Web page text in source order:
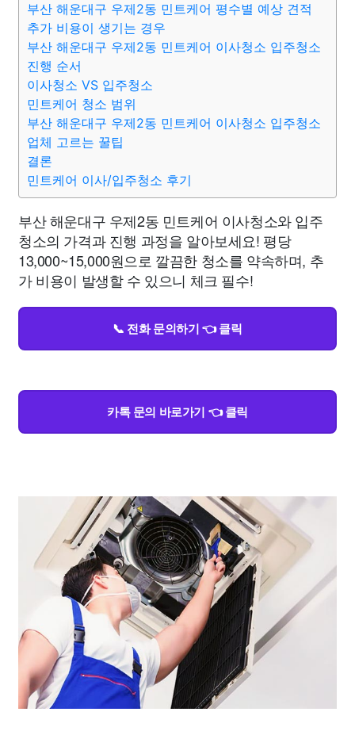
부산 해운대구 우제2동 민트케어 평수별 예상 견적
추가 비용이 생기는 경우
부산 해운대구 우제2동 민트케어 이사청소 입주청소
진행 순서
이사청소 VS 입주청소
민트케어 청소 범위
부산 해운대구 우제2동 민트케어 이사청소 입주청소
업체 고르는 꿀팁
결론
민트케어 이사/입주청소 후기
부산 해운대구 우제2동 민트케어 이사청소와 입주
청소의 가격과 진행 과정을 알아보세요! 평당
13,000~15,000원으로 깔끔한 청소를 약속하며, 추
가 비용이 발생할 수 있으니 체크 필수!
📞 전화 문의하기 👈 클릭
카톡 문의 바로가기 👈 클릭